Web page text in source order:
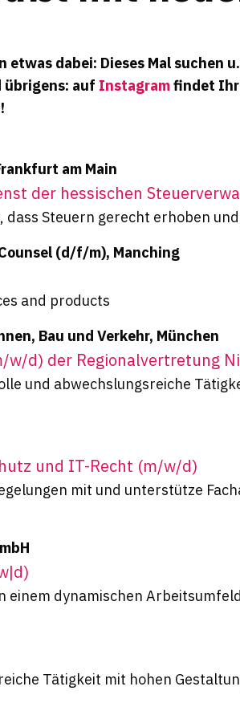
dabei: Dieses Mal suchen
übrigens: auf Instagramfindet
am Main
der hessischen
dass Steuern gerecht erhoben
(d/f/m), Manching
and products
Bau und Verkehr, München
d) der Regional­vertretung
und abwechslungsreiche
und IT-Recht (m/w/d)
mit und unterstütze
einem dynamischen Arbeitsumfeld
Tätigkeit mit hohen